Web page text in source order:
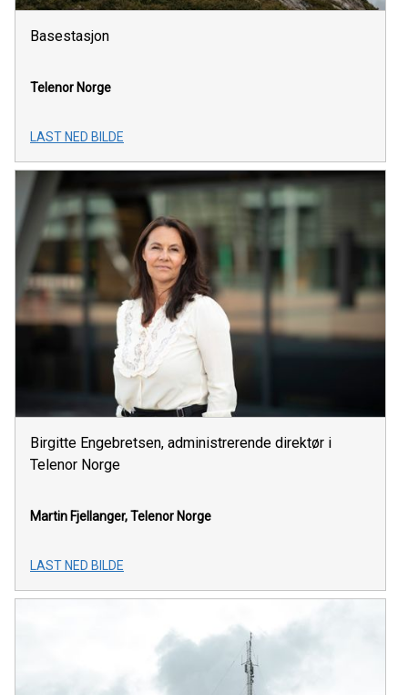
Basestasjon
Telenor Norge
LAST NED BILDE
Birgitte Engebretsen, administrerende direktør i
Telenor Norge
Martin Fjellanger, Telenor Norge
LAST NED BILDE